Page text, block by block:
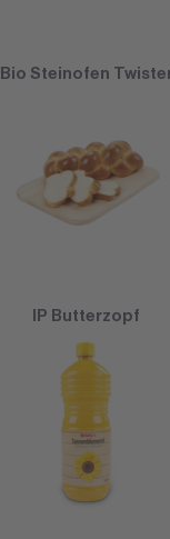
Bio Steinofen
IP Butterzopf